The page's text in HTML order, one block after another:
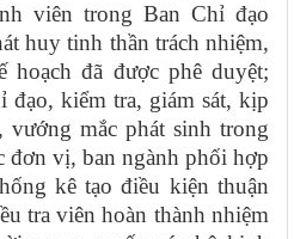
viên trong Ban Chỉ đạo
huy tinh thần trách nhiệm,
hoạch đã được phê duyệt;
đạo, kiểm tra, giám sát, kịp
mắc phát sinh trong
đơn vị, ban ngành phối hợp
kê tạo điều kiện thuận
tra viên hoàn thành nhiệm